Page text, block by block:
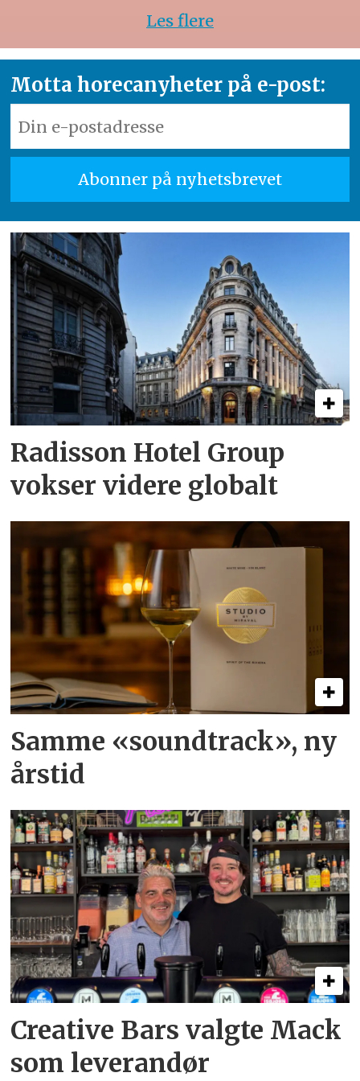
Les flere
Motta horecanyheter på e-post:
Radisson Hotel Group
vokser videre globalt
Samme «soundtrack», ny
årstid
Creative Bars valgte Mack
som leverandør